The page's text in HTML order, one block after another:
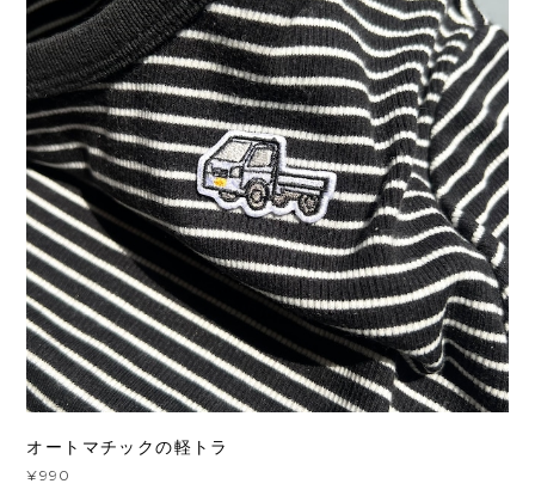
オートマチックの軽トラ
¥990